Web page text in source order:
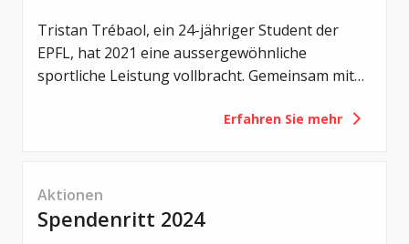
Tristan Trébaol, ein 24-jähriger Student der
EPFL, hat 2021 eine aussergewöhnliche
sportliche Leistung vollbracht. Gemeinsam mit
Genfersee – 14 Kilometer in nur 5 Stunden und
ist und andere Betroffene zum Sport zu
motivieren.
Erfahren Sie mehr
Aktionen
Spendenritt 2024